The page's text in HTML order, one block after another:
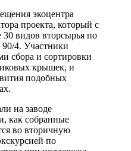
экоцентра
проекта, который с
30 видов вторсырья по
4. Участники
сбора и сортировки
крышек, и
подобных
на заводе
как собранные
во вторичную
по